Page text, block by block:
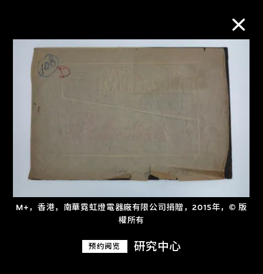
M+，香港，南華霓虹燈電器廠有限公司捐贈，2015年，© 版
權所有
预约阅览 研究中心
M+藏品
进一步筛选 搜索
探索世界顶级的二十及二十一世纪视觉
文化藏品。